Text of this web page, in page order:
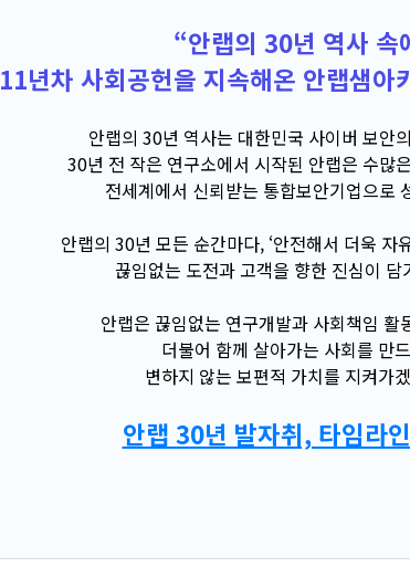
“안랩의 30년 역사 속
11년차 사회공헌을 지속해온 안랩샘아
안랩의 30년 역사는 대한민국 사이버 보안
30년 전 작은 연구소에서 시작된 안랩은 수많
전세계에서 신뢰받는 통합보안기업으로
안랩의 30년 모든 순간마다, ‘안전해서 더욱 자
끊임없는 도전과 고객을 향한 진심이 담
안랩은 끊임없는 연구개발과 사회책임 활
더불어 함께 살아가는 사회를 만
변하지 않는 보편적 가치를 지켜가
안랩 30년 발자취, 타임라